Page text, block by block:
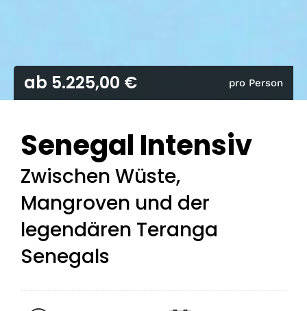
ab 5.225,00 € pro Person
Senegal Intensiv
Zwischen Wüste,
Mangroven und der
legendären Teranga
Senegals